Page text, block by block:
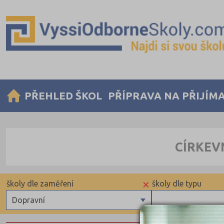
PŘEHLED ŠKOL PŘÍPRAVA NA
školy dle typu
×
Dopravní
školy dle zaměření